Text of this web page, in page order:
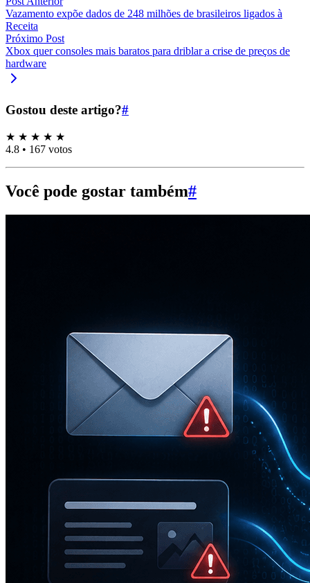
Vazamento expõe dados de 248 milhões de brasileiros ligados à
Receita
Próximo Post
Xbox quer consoles mais baratos para driblar a crise de preços de
hardware
Gostou deste artigo?#
★ ★ ★ ★ ★
4.8 • 167 votos
Você pode gostar também#